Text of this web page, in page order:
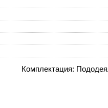
Комплектация: